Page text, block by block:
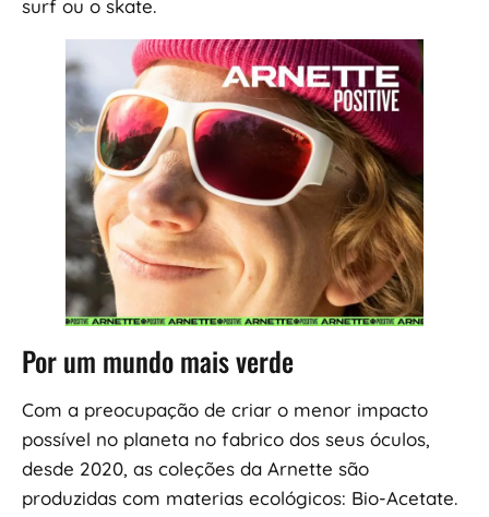
surf ou o skate.
Por um mundo mais verde
Com a preocupação de criar o menor impacto
possível no planeta no fabrico dos seus óculos,
desde 2020, as coleções da Arnette são
produzidas com materias ecológicos: Bio-Acetate.